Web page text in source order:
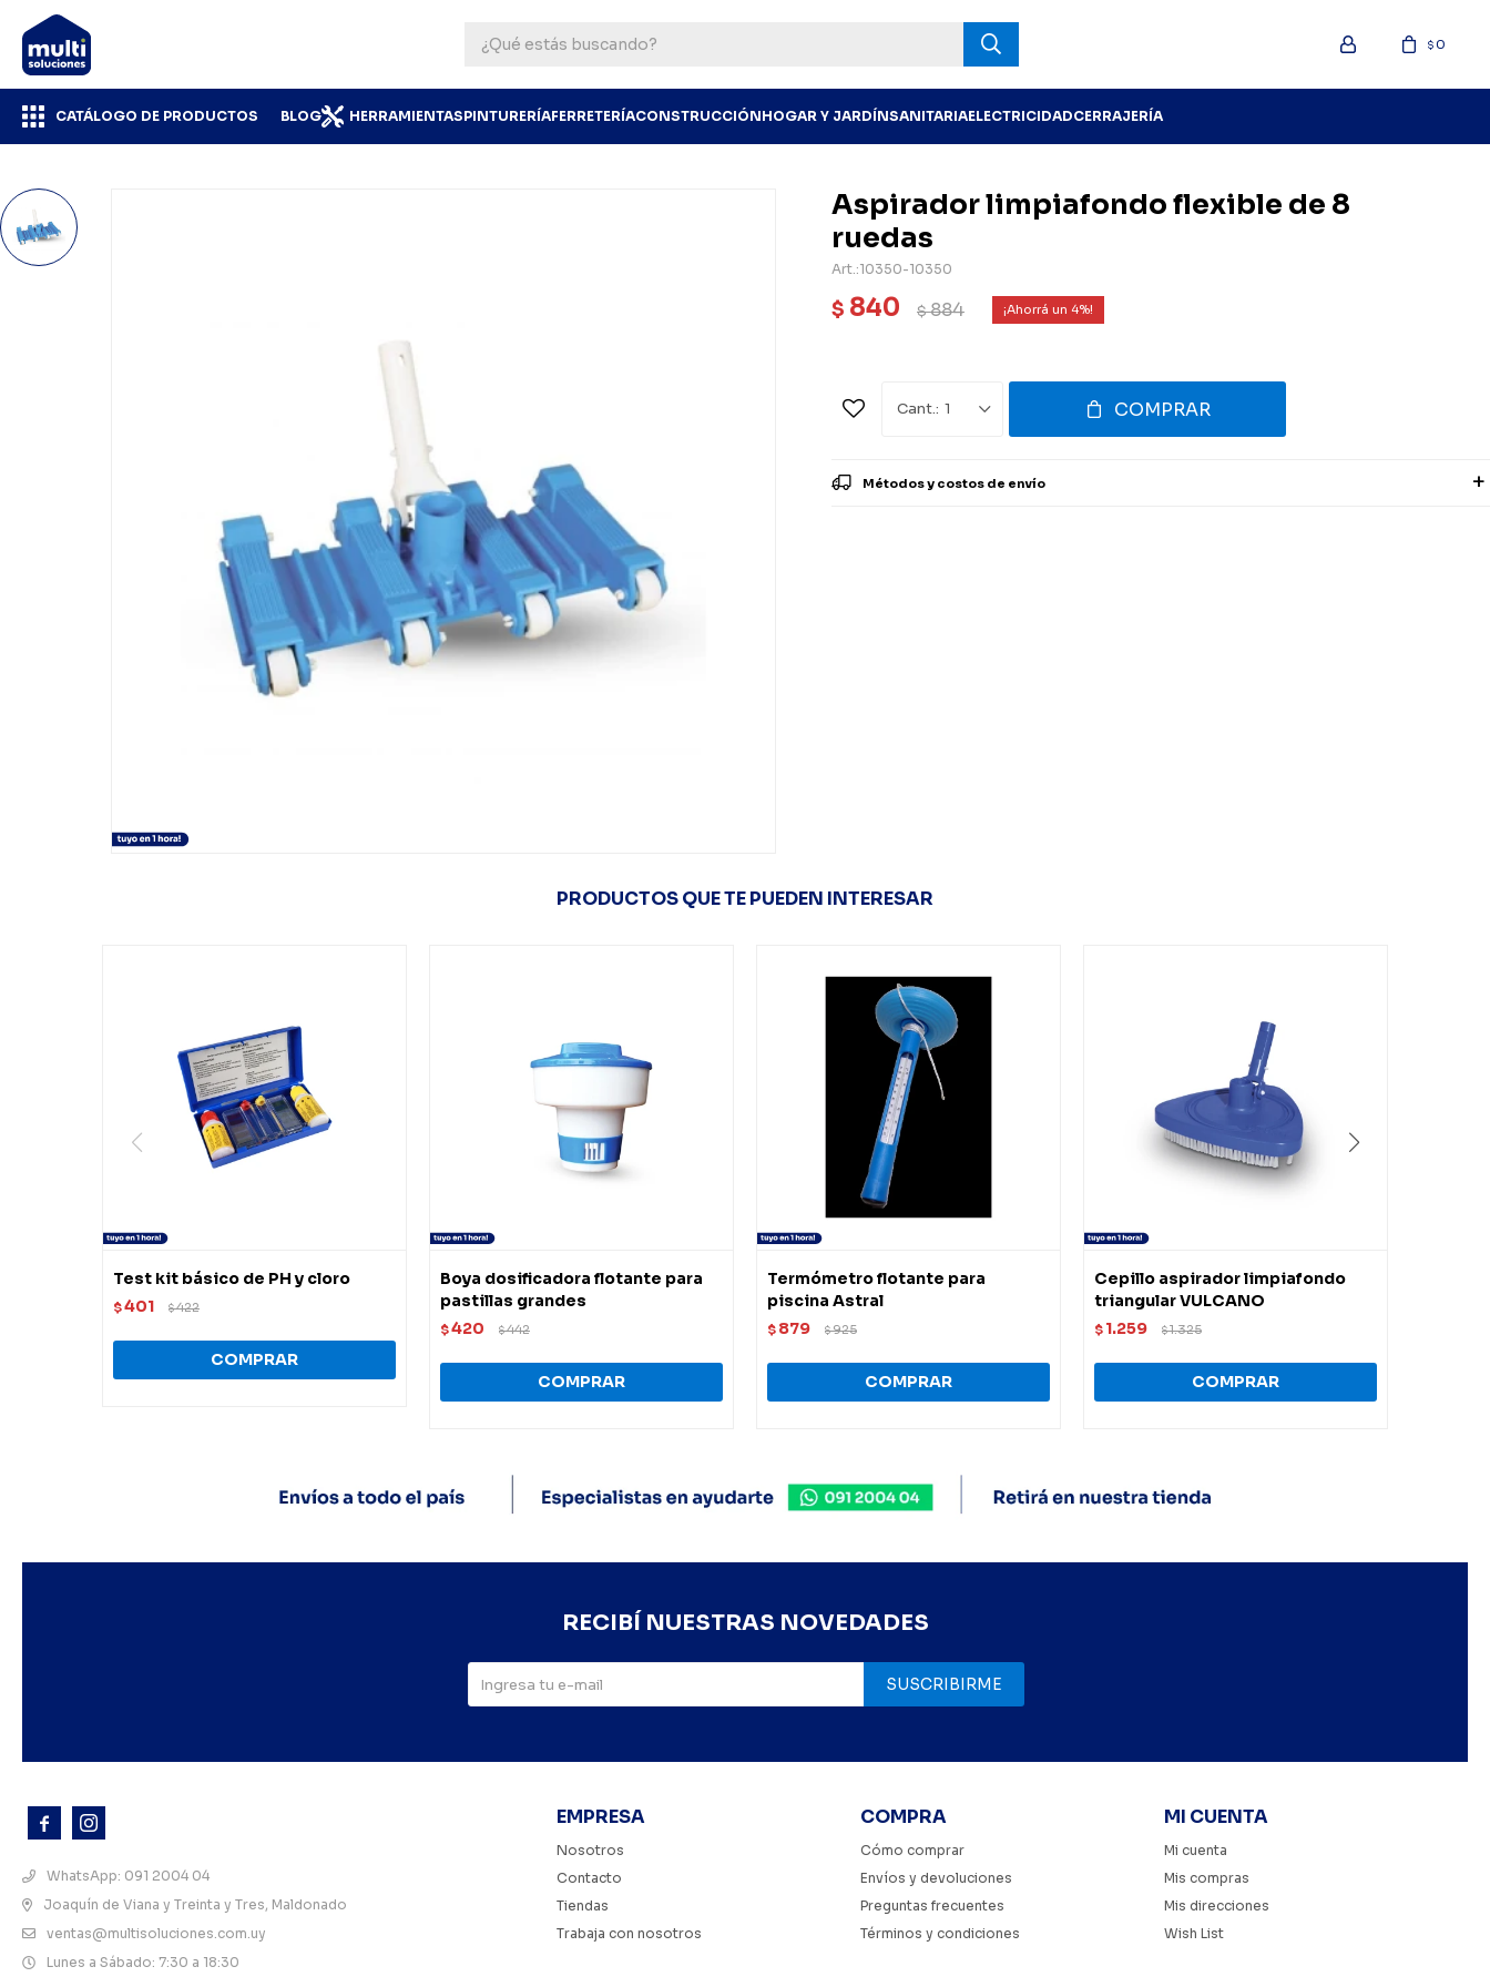
CATÁLOGO DE PRODUCTOS BLOG HERRAMIENTASPINTURERÍAFERRETERÍACONSTRUCCIÓNHOGAR Y JARDÍNSANITARIAELECTRICIDADCERRAJERÍA
$0
Aspirador limpiafondo flexible de 8
ruedas
10350-10350
$ 840 $884 4
1 COMPRAR
Métodos y costos de envío
PRODUCTOS QUE TE PUEDEN INTERESAR
Test kit básico de PH y cloro
$401 $422
Boya dosificadora flotante para
pastillas grandes
$420 $442
Termómetro flotante para
piscina Astral
$ 879 $925
Cepillo aspirador limpiafondo
triangular VULCANO
$ 1.259 $1.325
 
WhatsApp: 091 2004 04
Joaquín de Viana y Treinta y Tres, Maldonado
ventas@multisoluciones.com.uy
Lunes a Sábado: 7:30 a 18:30
EMPRESA
Nosotros
Contacto
Tiendas
Trabaja con nosotros
COMPRA
Cómo comprar
Envíos y devoluciones
Preguntas frecuentes
Términos y condiciones
MI CUENTA
Mi cuenta
Mis compras
Mis direcciones
Wish List
RECIBÍ NUESTRAS NOVEDADES
SUSCRIBIRME